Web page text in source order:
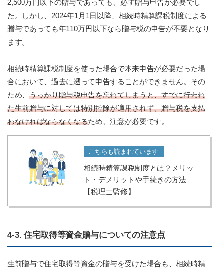
2,500万円以下の贈与であっても、必ず贈与申告が必要でし
た。しかし、2024年1月1日以降、相続時精算課税制度による
贈与であっても年110万円以下なら贈与税の申告が不要となり
ます。
相続時精算課税制度を使った場合で本来申告が必要だった場
合において、過去に遡って申告することができません。その
ため、 うっかり贈与税申告を忘れてしまうと、すでに行われ
た生前贈与に対しては特別控除が適用されず、贈与税を支払
わなければならなくなるため、注意が必要です。
こちらも読まれています
相続時精算課税制度とは？メリッ
ト・デメリットや手続きの方法
【税理士監修】
4-3. 住宅取得等資金贈与についての注意点
生前贈与で住宅取得等資金の贈与を受けた場合も、相続時精